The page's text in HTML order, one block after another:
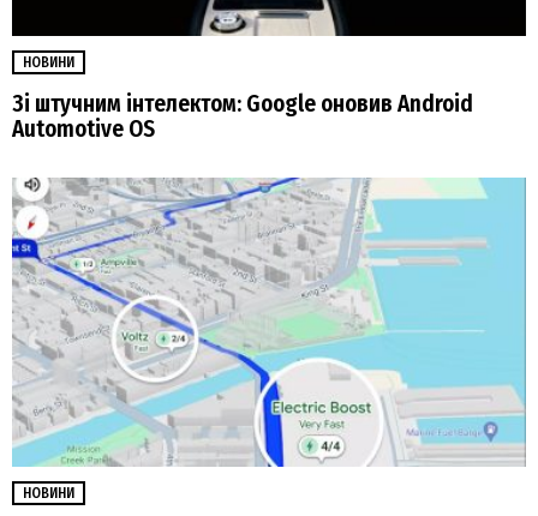
НОВИНИ
Зі штучним інтелектом: Google оновив Android
Automotive OS
НОВИНИ